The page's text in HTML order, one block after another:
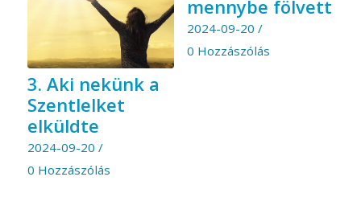
3. Aki nekünk a
Szentlelket
elküldte
2024-09-20 /
0 Hozzászólás
mennybe fölvett
2024-09-20 /
0 Hozzászólás